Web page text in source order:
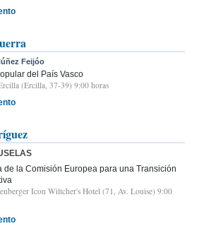
Feijóo
del País Vasco
(Ercilla, 37-39) 9:00 horas
de la Comisión Europea para una Transición
Icon Wiltcher's Hotel (71, Av. Louise) 9:00